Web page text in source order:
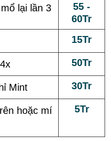
lại lần 3
55 -
60Tr
15Tr
50Tr
Mint 30Tr
hoặc mí
5Tr